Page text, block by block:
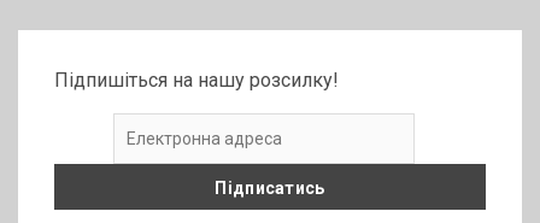
Підпишіться на нашу розсилку!